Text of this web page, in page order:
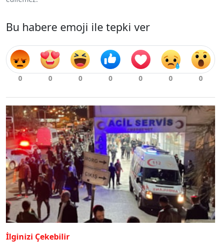
Bu habere emoji ile tepki ver
İlginizi Çekebilir